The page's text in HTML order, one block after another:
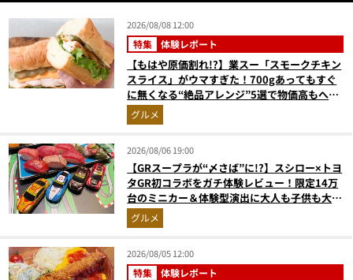
2026/08/08 12:00
特集 体験レポート
【もはや原価割れ!?】業スー「スモークチキン
スライス」がウマすぎた！700gあってもすぐ
に無くなる“絶品アレンジ”5選で物価高もへっ
ちゃら
グルメ
2026/08/06 19:00
【GRスープラが“〆さば”に!?】スシロー×トヨ
タGR初コラボをガチ体験レビュー！限定14万
台のミニカー＆体験型演出に大人も子供も大興
奮間違いなし
グルメ
2026/08/05 12:00
特集 体験レポート